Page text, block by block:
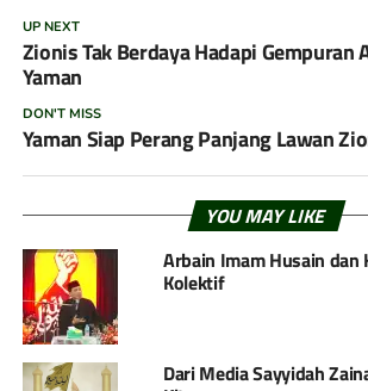
UP NEXT
Zionis Tak Berdaya Hadapi Gempuran
Yaman
DON'T MISS
Yaman Siap Perang Panjang Lawan
YOU MAY LIKE
Arbain Imam Husain dan
Kolektif
Dari Media Sayyidah